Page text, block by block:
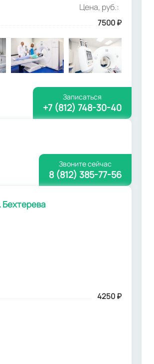
Цена, руб.:
7500₽
Записаться
+7 (812) 748-30-40
Звоните сейчас
8 (812) 385-77-56
4250₽